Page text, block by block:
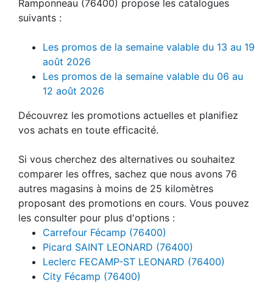
Ramponneau (76400) propose les catalogues
suivants :
Les promos de la semaine valable du 13 au 19
août 2026
Les promos de la semaine valable du 06 au
12 août 2026
Découvrez les promotions actuelles et planifiez
vos achats en toute efficacité.
Si vous cherchez des alternatives ou souhaitez
comparer les offres, sachez que nous avons 76
autres magasins à moins de 25 kilomètres
proposant des promotions en cours. Vous pouvez
les consulter pour plus d'options :
Carrefour Fécamp (76400)
Picard SAINT LEONARD (76400)
Leclerc FECAMP-ST LEONARD (76400)
City Fécamp (76400)